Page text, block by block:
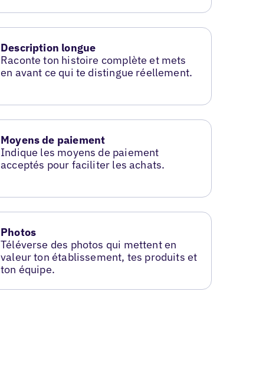
Description longue
Raconte ton histoire complète et mets
en avant ce qui te distingue réellement.
Moyens de paiement
Indique les moyens de paiement
acceptés pour faciliter les achats.
Photos
Téléverse des photos qui mettent en
valeur ton établissement, tes produits et
ton équipe.